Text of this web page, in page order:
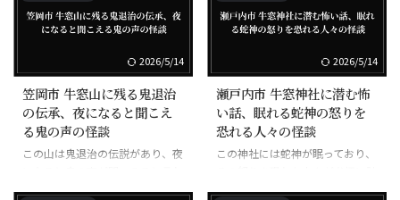
2026/5/14
笠岡市 牛窓山に残る鬼退治
の伝承、夜になると聞こえ
る鬼の声の怪談
この山は鬼退治の伝説があり、夜
れている。
2026/5/14
瀬戸内市 牛窓神社に潜む怖
い話、眠れる蛇神の怒りを
恐れる人々の怪談
この神社には蛇神が眠っており、
れる。